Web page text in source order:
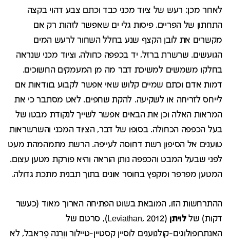
לאחר מכן: רעש של ציוד מכני כבד וכתם צבע דהוי בקצה
התחתון של הפריים. פיסות גלי ים שאפשר לזהות רק אם
מקשרים את לובן הקצף שנע בחלל השחור לרעש המים
הגועשים. שרשרת ברזל, יד בכפפה כחולה, וציוד מכני שנראה
בחלקו משמשים למשיכת דבר מה מן המעמקים החשוכים.
דמות אדם וכתם שמיים קלוש שאי אפשר לקבוע בוודאות אם
לייחס לזריחה או לשקיעה. להקת שחפים. לאט מסתבר כי את
המראות האלה וכן את הבאים אפשר לשייך לנקודת מבטו של
בעל הכפפה הכחולה. בסופו של דבר, הציוד המכני והשרשראות
טוענים אל הסיפון רשת דחוסה לעייפה. הרשת מתמהמהת מעט
לפני שבעל המבט והכפפה נותן הוראה והיא פורקת מטען עצום.
המטען מפרפר ומקפץ בחוסר אונים בתוך תבנית מתכת גדולה.
ההתרחשות הזו, המובאת בשוט הפתיחה הארוך מאוד (כעשר
דקות) שללויתן
(Leviathan, 2012), סרטם של
האנתרופולוגים-קולנוענים לוסיין קסטיין-טיילור ווֶרֶנה פָראבל, לא